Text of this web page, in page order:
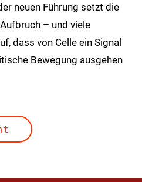
neuen Führung setzt die
– und viele
dass von Celle ein Signal
Bewegung ausgehen